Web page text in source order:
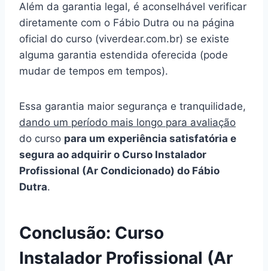
Além da garantia legal, é aconselhável verificar
diretamente com o Fábio Dutra ou na página
oficial do curso (viverdear.com.br) se existe
alguma garantia estendida oferecida (pode
mudar de tempos em tempos).
Essa garantia maior segurança e tranquilidade,
dando um período mais longo para avaliação
do curso para um experiência satisfatória e
segura ao adquirir o Curso Instalador
Profissional (Ar Condicionado) do Fábio
Dutra.
Conclusão: Curso
Instalador Profissional (Ar